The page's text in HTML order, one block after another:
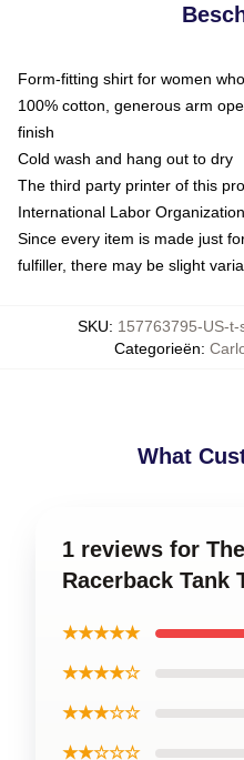
Form-fitting shirt for women
100% cotton, generous arm
finish
Cold wash and hang out to dry
The third party printer of this
International Labor
Since every item is made just
fulfiller, there may be slight
SKU: 157763795-US-
Categorieën:
What
1 reviews for
Racerback Tank
★★★★★
★★★★☆
★★★☆☆
★★☆☆☆